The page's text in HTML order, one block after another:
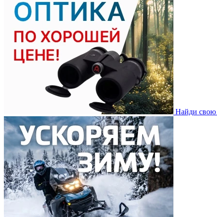
Найди свою